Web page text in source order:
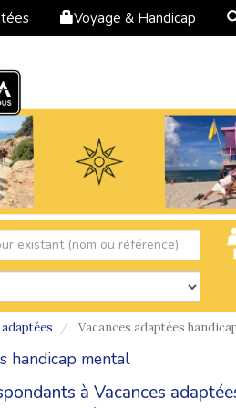
Voyage & Handicap
Vacances adaptées
handicap mental
à Vacances